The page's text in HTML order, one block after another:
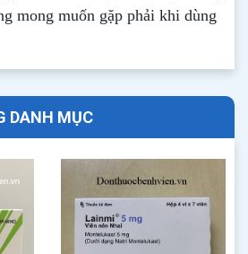
mong muốn gặp phải khi dùng
DANH MỤC